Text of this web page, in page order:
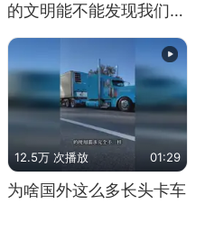
的文明能不能发现我们存
12.5万 次播放 01:29
为啥国外这么多长头卡车